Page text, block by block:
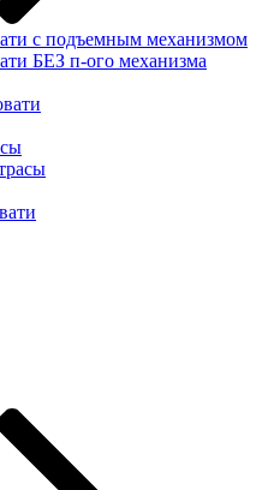
с подъемным механизмом
БЕЗ п-ого механизма